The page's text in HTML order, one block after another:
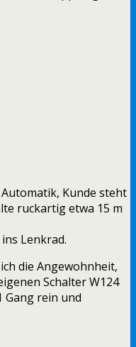
Kunde steht
ruckartig etwa 15 m
Lenkrad.
die Angewohnheit,
Schalter W124
Gang rein und